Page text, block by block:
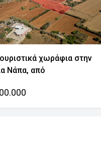
χωράφια στην
Νάπα, από